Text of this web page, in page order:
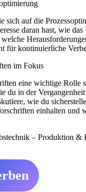
sich auf die
daran hast, wie
für kontinuierliche
im Fokus
eine wichtige Rolle
du in der
wie du
einhalten und
– Produktion &